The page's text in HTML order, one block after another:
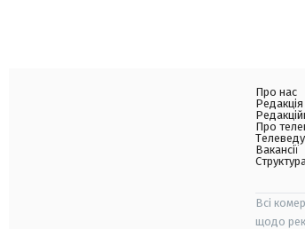
Про нас
Редакція
Про
Вакансії
Всі
щодо